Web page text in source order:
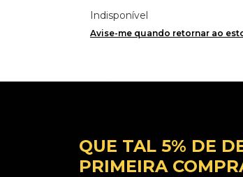
Indisponível
Avise-me quando retornar ao
QUE TAL 5% DE
PRIMEIRA